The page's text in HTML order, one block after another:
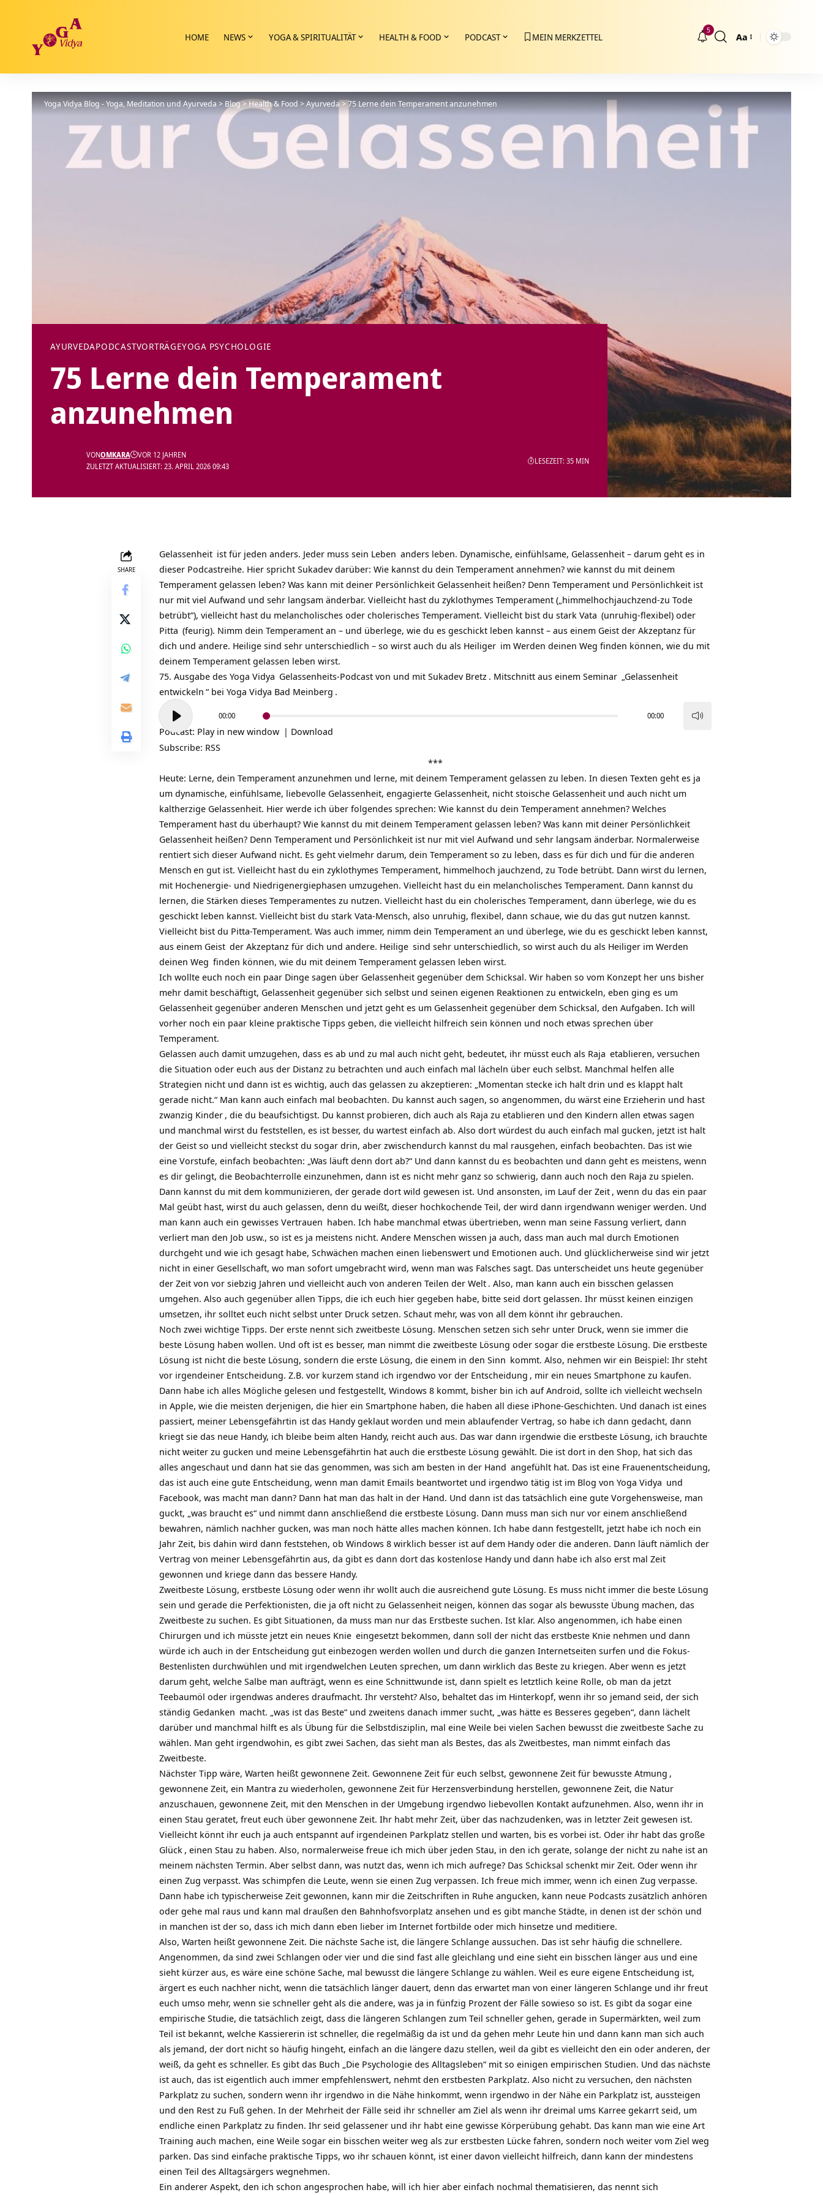
HOME NEWS YOGA & SPIRITUALITÄT HEALTH & FOOD PODCAST MEIN MERKZETTEL
5
Größenänderung
Aa
Yoga Vidya Blog - Yoga, Meditation und Ayurveda>Blog>Health & Food>Ayurveda>75 Lerne dein Temperament anzunehmen
AYURVEDAPODCASTVORTRÄGEYOGA PSYCHOLOGIE
75 Lerne dein Temperament
anzunehmen
ZULETZT AKTUALISIERT: 23. APRIL 2026 09:43
VONOMKARA VOR 12 JAHREN
LESEZEIT: 35 MIN
SHARE
Gelassenheit ist für jeden anders. Jeder muss sein Leben anders leben. Dynamische, einfühlsame, Gelassenheit – darum geht es in
dieser Podcastreihe. Hier spricht Sukadev darüber: Wie kannst du dein Temperament annehmen? wie kannst du mit deinem
Temperament gelassen leben? Was kann mit deiner Persönlichkeit Gelassenheit heißen? Denn Temperament und Persönlichkeit ist
nur mit viel Aufwand und sehr langsam änderbar. Vielleicht hast du zyklothymes Temperament („himmelhochjauchzend-zu Tode
betrübt“), vielleicht hast du melancholisches oder cholerisches Temperament. Vielleicht bist du stark Vata (unruhig-flexibel) oder
Pitta (feurig). Nimm dein Temperament an – und überlege, wie du es geschickt leben kannst – aus einem Geist der Akzeptanz für
dich und andere. Heilige sind sehr unterschiedlich – so wirst auch du als Heiliger im Werden deinen Weg finden können, wie du mit
deinem Temperament gelassen leben wirst.
75. Ausgabe des Yoga Vidya Gelassenheits-Podcast von und mit Sukadev Bretz . Mitschnitt aus einem Seminar „Gelassenheit
entwickeln “ bei Yoga Vidya Bad Meinberg .
Player
00:00 00:00
Podcast: Play in new window | Download
Subscribe: RSS
***
Heute: Lerne, dein Temperament anzunehmen und lerne, mit deinem Temperament gelassen zu leben. In diesen Texten geht es ja
um dynamische, einfühlsame, liebevolle Gelassenheit, engagierte Gelassenheit, nicht stoische Gelassenheit und auch nicht um
kaltherzige Gelassenheit. Hier werde ich über folgendes sprechen: Wie kannst du dein Temperament annehmen? Welches
Temperament hast du überhaupt? Wie kannst du mit deinem Temperament gelassen leben? Was kann mit deiner Persönlichkeit
Gelassenheit heißen? Denn Temperament und Persönlichkeit ist nur mit viel Aufwand und sehr langsam änderbar. Normalerweise
rentiert sich dieser Aufwand nicht. Es geht vielmehr darum, dein Temperament so zu leben, dass es für dich und für die anderen
Mensch en gut ist. Vielleicht hast du ein zyklothymes Temperament, himmelhoch jauchzend, zu Tode betrübt. Dann wirst du lernen,
mit Hochenergie- und Niedrigenergiephasen umzugehen. Vielleicht hast du ein melancholisches Temperament. Dann kannst du
lernen, die Stärken dieses Temperamentes zu nutzen. Vielleicht hast du ein cholerisches Temperament, dann überlege, wie du es
geschickt leben kannst. Vielleicht bist du stark Vata-Mensch, also unruhig, flexibel, dann schaue, wie du das gut nutzen kannst.
Vielleicht bist du Pitta-Temperament. Was auch immer, nimm dein Temperament an und überlege, wie du es geschickt leben kannst,
aus einem Geist der Akzeptanz für dich und andere. Heilige sind sehr unterschiedlich, so wirst auch du als Heiliger im Werden
deinen Weg finden können, wie du mit deinem Temperament gelassen leben wirst.
Ich wollte euch noch ein paar Dinge sagen über Gelassenheit gegenüber dem Schicksal. Wir haben so vom Konzept her uns bisher
mehr damit beschäftigt, Gelassenheit gegenüber sich selbst und seinen eigenen Reaktionen zu entwickeln, eben ging es um
Gelassenheit gegenüber anderen Menschen und jetzt geht es um Gelassenheit gegenüber dem Schicksal, den Aufgaben. Ich will
vorher noch ein paar kleine praktische Tipps geben, die vielleicht hilfreich sein können und noch etwas sprechen über
Temperament.
Gelassen auch damit umzugehen, dass es ab und zu mal auch nicht geht, bedeutet, ihr müsst euch als Raja etablieren, versuchen
die Situation oder euch aus der Distanz zu betrachten und auch einfach mal lächeln über euch selbst. Manchmal helfen alle
Strategien nicht und dann ist es wichtig, auch das gelassen zu akzeptieren: „Momentan stecke ich halt drin und es klappt halt
gerade nicht.“ Man kann auch einfach mal beobachten. Du kannst auch sagen, so angenommen, du wärst eine Erzieherin und hast
zwanzig Kinder , die du beaufsichtigst. Du kannst probieren, dich auch als Raja zu etablieren und den Kindern allen etwas sagen
und manchmal wirst du feststellen, es ist besser, du wartest einfach ab. Also dort würdest du auch einfach mal gucken, jetzt ist halt
der Geist so und vielleicht steckst du sogar drin, aber zwischendurch kannst du mal rausgehen, einfach beobachten. Das ist wie
eine Vorstufe, einfach beobachten: „Was läuft denn dort ab?“ Und dann kannst du es beobachten und dann geht es meistens, wenn
es dir gelingt, die Beobachterrolle einzunehmen, dann ist es nicht mehr ganz so schwierig, dann auch noch den Raja zu spielen.
Dann kannst du mit dem kommunizieren, der gerade dort wild gewesen ist. Und ansonsten, im Lauf der Zeit , wenn du das ein paar
Mal geübt hast, wirst du auch gelassen, denn du weißt, dieser hochkochende Teil, der wird dann irgendwann weniger werden. Und
man kann auch ein gewisses Vertrauen haben. Ich habe manchmal etwas übertrieben, wenn man seine Fassung verliert, dann
verliert man den Job usw., so ist es ja meistens nicht. Andere Menschen wissen ja auch, dass man auch mal durch Emotionen
durchgeht und wie ich gesagt habe, Schwächen machen einen liebenswert und Emotionen auch. Und glücklicherweise sind wir jetzt
nicht in einer Gesellschaft, wo man sofort umgebracht wird, wenn man was Falsches sagt. Das unterscheidet uns heute gegenüber
der Zeit von vor siebzig Jahren und vielleicht auch von anderen Teilen der Welt . Also, man kann auch ein bisschen gelassen
umgehen. Also auch gegenüber allen Tipps, die ich euch hier gegeben habe, bitte seid dort gelassen. Ihr müsst keinen einzigen
umsetzen, ihr solltet euch nicht selbst unter Druck setzen. Schaut mehr, was von all dem könnt ihr gebrauchen.
Noch zwei wichtige Tipps. Der erste nennt sich zweitbeste Lösung. Menschen setzen sich sehr unter Druck, wenn sie immer die
beste Lösung haben wollen. Und oft ist es besser, man nimmt die zweitbeste Lösung oder sogar die erstbeste Lösung. Die erstbeste
Lösung ist nicht die beste Lösung, sondern die erste Lösung, die einem in den Sinn kommt. Also, nehmen wir ein Beispiel: Ihr steht
vor irgendeiner Entscheidung. Z.B. vor kurzem stand ich irgendwo vor der Entscheidung , mir ein neues Smartphone zu kaufen.
Dann habe ich alles Mögliche gelesen und festgestellt, Windows 8 kommt, bisher bin ich auf Android, sollte ich vielleicht wechseln
in Apple, wie die meisten derjenigen, die hier ein Smartphone haben, die haben all diese iPhone-Geschichten. Und danach ist eines
passiert, meiner Lebensgefährtin ist das Handy geklaut worden und mein ablaufender Vertrag, so habe ich dann gedacht, dann
kriegt sie das neue Handy, ich bleibe beim alten Handy, reicht auch aus. Das war dann irgendwie die erstbeste Lösung, ich brauchte
nicht weiter zu gucken und meine Lebensgefährtin hat auch die erstbeste Lösung gewählt. Die ist dort in den Shop, hat sich das
alles angeschaut und dann hat sie das genommen, was sich am besten in der Hand angefühlt hat. Das ist eine Frauenentscheidung,
das ist auch eine gute Entscheidung, wenn man damit Emails beantwortet und irgendwo tätig ist im Blog von Yoga Vidya und
Facebook, was macht man dann? Dann hat man das halt in der Hand. Und dann ist das tatsächlich eine gute Vorgehensweise, man
guckt, „was braucht es“ und nimmt dann anschließend die erstbeste Lösung. Dann muss man sich nur vor einem anschließend
bewahren, nämlich nachher gucken, was man noch hätte alles machen können. Ich habe dann festgestellt, jetzt habe ich noch ein
Jahr Zeit, bis dahin wird dann feststehen, ob Windows 8 wirklich besser ist auf dem Handy oder die anderen. Dann läuft nämlich der
Vertrag von meiner Lebensgefährtin aus, da gibt es dann dort das kostenlose Handy und dann habe ich also erst mal Zeit
gewonnen und kriege dann das bessere Handy.
Zweitbeste Lösung, erstbeste Lösung oder wenn ihr wollt auch die ausreichend gute Lösung. Es muss nicht immer die beste Lösung
sein und gerade die Perfektionisten, die ja oft nicht zu Gelassenheit neigen, können das sogar als bewusste Übung machen, das
Zweitbeste zu suchen. Es gibt Situationen, da muss man nur das Erstbeste suchen. Ist klar. Also angenommen, ich habe einen
Chirurgen und ich müsste jetzt ein neues Knie eingesetzt bekommen, dann soll der nicht das erstbeste Knie nehmen und dann
würde ich auch in der Entscheidung gut einbezogen werden wollen und durch die ganzen Internetseiten surfen und die Fokus-
Bestenlisten durchwühlen und mit irgendwelchen Leuten sprechen, um dann wirklich das Beste zu kriegen. Aber wenn es jetzt
darum geht, welche Salbe man aufträgt, wenn es eine Schnittwunde ist, dann spielt es letztlich keine Rolle, ob man da jetzt
Teebaumöl oder irgendwas anderes draufmacht. Ihr versteht? Also, behaltet das im Hinterkopf, wenn ihr so jemand seid, der sich
ständig Gedanken macht. „was ist das Beste“ und zweitens danach immer sucht, „was hätte es Besseres gegeben“, dann lächelt
darüber und manchmal hilft es als Übung für die Selbstdisziplin, mal eine Weile bei vielen Sachen bewusst die zweitbeste Sache zu
wählen. Man geht irgendwohin, es gibt zwei Sachen, das sieht man als Bestes, das als Zweitbestes, man nimmt einfach das
Zweitbeste.
Nächster Tipp wäre, Warten heißt gewonnene Zeit. Gewonnene Zeit für euch selbst, gewonnene Zeit für bewusste Atmung ,
gewonnene Zeit, ein Mantra zu wiederholen, gewonnene Zeit für Herzensverbindung herstellen, gewonnene Zeit, die Natur
anzuschauen, gewonnene Zeit, mit den Menschen in der Umgebung irgendwo liebevollen Kontakt aufzunehmen. Also, wenn ihr in
einen Stau geratet, freut euch über gewonnene Zeit. Ihr habt mehr Zeit, über das nachzudenken, was in letzter Zeit gewesen ist.
Vielleicht könnt ihr euch ja auch entspannt auf irgendeinen Parkplatz stellen und warten, bis es vorbei ist. Oder ihr habt das große
Glück , einen Stau zu haben. Also, normalerweise freue ich mich über jeden Stau, in den ich gerate, solange der nicht zu nahe ist an
meinem nächsten Termin. Aber selbst dann, was nutzt das, wenn ich mich aufrege? Das Schicksal schenkt mir Zeit. Oder wenn ihr
einen Zug verpasst. Was schimpfen die Leute, wenn sie einen Zug verpassen. Ich freue mich immer, wenn ich einen Zug verpasse.
Dann habe ich typischerweise Zeit gewonnen, kann mir die Zeitschriften in Ruhe angucken, kann neue Podcasts zusätzlich anhören
oder gehe mal raus und kann mal draußen den Bahnhofsvorplatz ansehen und es gibt manche Städte, in denen ist der schön und
in manchen ist der so, dass ich mich dann eben lieber im Internet fortbilde oder mich hinsetze und meditiere.
Also, Warten heißt gewonnene Zeit. Die nächste Sache ist, die längere Schlange aussuchen. Das ist sehr häufig die schnellere.
Angenommen, da sind zwei Schlangen oder vier und die sind fast alle gleichlang und eine sieht ein bisschen länger aus und eine
sieht kürzer aus, es wäre eine schöne Sache, mal bewusst die längere Schlange zu wählen. Weil es eure eigene Entscheidung ist,
ärgert es euch nachher nicht, wenn die tatsächlich länger dauert, denn das erwartet man von einer längeren Schlange und ihr freut
euch umso mehr, wenn sie schneller geht als die andere, was ja in fünfzig Prozent der Fälle sowieso so ist. Es gibt da sogar eine
empirische Studie, die tatsächlich zeigt, dass die längeren Schlangen zum Teil schneller gehen, gerade in Supermärkten, weil zum
Teil ist bekannt, welche Kassiererin ist schneller, die regelmäßig da ist und da gehen mehr Leute hin und dann kann man sich auch
als jemand, der dort nicht so häufig hingeht, einfach an die längere dazu stellen, weil da gibt es vielleicht den ein oder anderen, der
weiß, da geht es schneller. Es gibt das Buch „Die Psychologie des Alltagsleben“ mit so einigen empirischen Studien. Und das nächste
ist auch, das ist eigentlich auch immer empfehlenswert, nehmt den erstbesten Parkplatz. Also nicht zu versuchen, den nächsten
Parkplatz zu suchen, sondern wenn ihr irgendwo in die Nähe hinkommt, wenn irgendwo in der Nähe ein Parkplatz ist, aussteigen
und den Rest zu Fuß gehen. In der Mehrheit der Fälle seid ihr schneller am Ziel als wenn ihr dreimal ums Karree gekarrt seid, um
endliche einen Parkplatz zu finden. Ihr seid gelassener und ihr habt eine gewisse Körperübung gehabt. Das kann man wie eine Art
Training auch machen, eine Weile sogar ein bisschen weiter weg als zur erstbesten Lücke fahren, sondern noch weiter vom Ziel weg
parken. Das sind einfache praktische Tipps, wo ihr schauen könnt, ist einer davon vielleicht hilfreich, dann kann der mindestens
einen Teil des Alltagsärgers wegnehmen.
Ein anderer Aspekt, den ich schon angesprochen habe, will ich hier aber einfach nochmal thematisieren, das nennt sich